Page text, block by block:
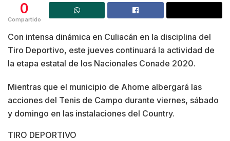
0
Compartido
Con intensa dinámica en Culiacán en la disciplina del
Tiro Deportivo, este jueves continuará la actividad de
la etapa estatal de los Nacionales Conade 2020.
Mientras que el municipio de Ahome albergará las
acciones del Tenis de Campo durante viernes, sábado
y domingo en las instalaciones del Country.
TIRO DEPORTIVO